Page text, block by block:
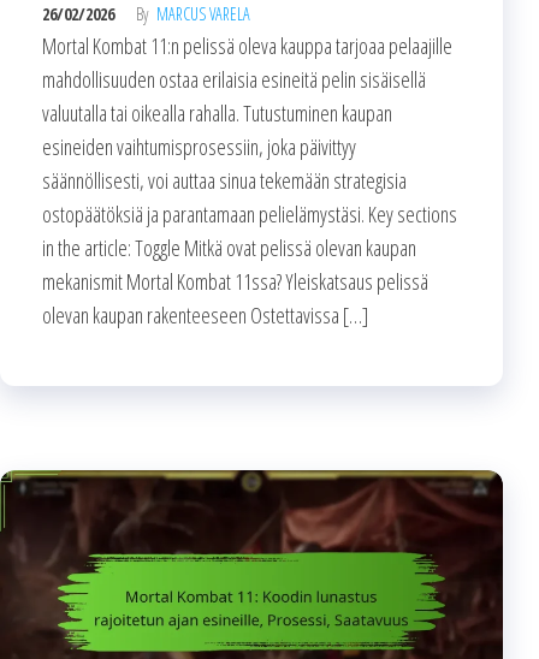
26/02/2026 By MARCUS VARELA
Mortal Kombat 11:n pelissä oleva kauppa tarjoaa pelaajille
mahdollisuuden ostaa erilaisia esineitä pelin sisäisellä
valuutalla tai oikealla rahalla. Tutustuminen kaupan
esineiden vaihtumisprosessiin, joka päivittyy
säännöllisesti, voi auttaa sinua tekemään strategisia
ostopäätöksiä ja parantamaan pelielämystäsi. Key sections
in the article: Toggle Mitkä ovat pelissä olevan kaupan
mekanismit Mortal Kombat 11ssa? Yleiskatsaus pelissä
olevan kaupan rakenteeseen Ostettavissa […]